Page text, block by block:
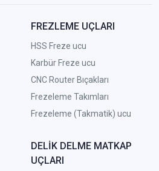
FREZLEME UÇLARI
HSS Freze ucu
Karbür Freze ucu
CNC Router Bıçakları
Frezeleme Takımları
Frezeleme (Takmatik) ucu
DELİK DELME MATKAP
UÇLARI